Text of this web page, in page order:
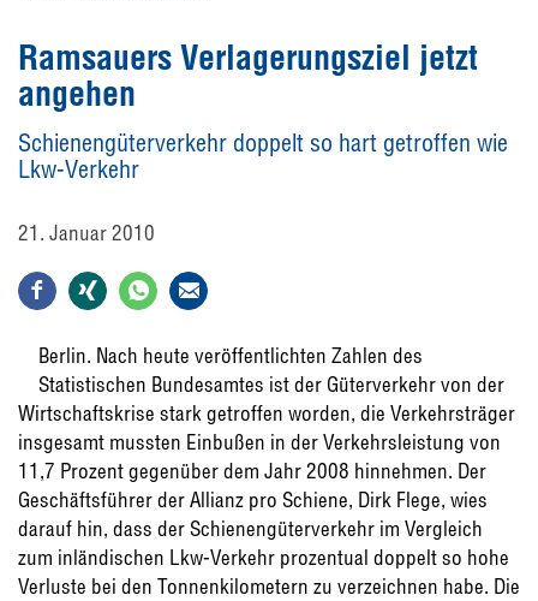
Ramsauers Verlagerungsziel jetzt
angehen
Schienengüterverkehr doppelt so hart getroffen wie
Lkw-Verkehr
21. Januar 2010
Berlin. Nach heute veröffentlichten Zahlen des
Statistischen Bundesamtes ist der Güterverkehr von der
Wirtschaftskrise stark getroffen worden, die Verkehrsträger
insgesamt mussten Einbußen in der Verkehrsleistung von
11,7 Prozent gegenüber dem Jahr 2008 hinnehmen. Der
Geschäftsführer der Allianz pro Schiene, Dirk Flege, wies
darauf hin, dass der Schienengüterverkehr im Vergleich
zum inländischen Lkw-Verkehr prozentual doppelt so hohe
Verluste bei den Tonnenkilometern zu verzeichnen habe. Die